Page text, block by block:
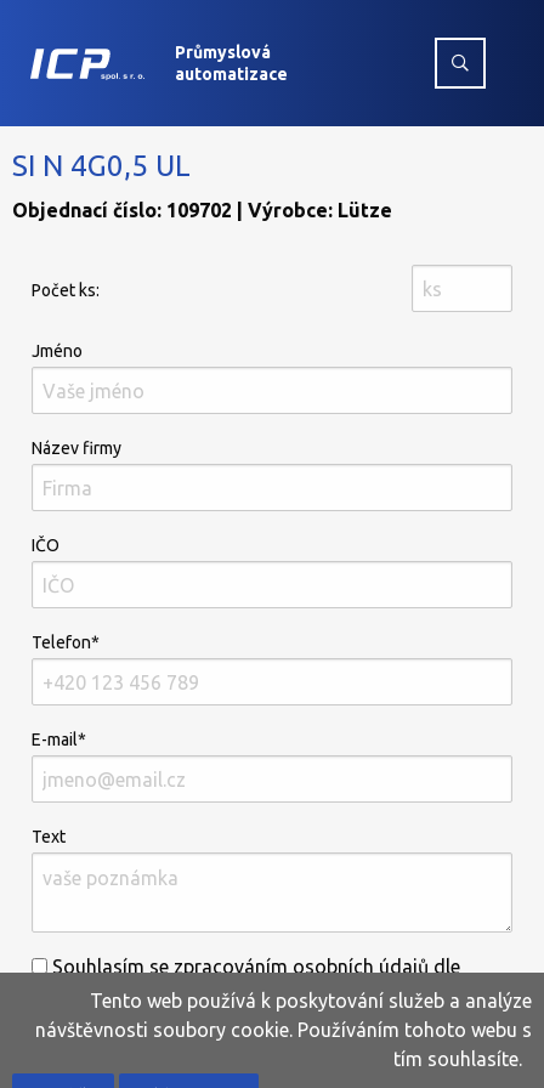
Průmyslová
automatizace
SI N 4G0,5 UL
Objednací číslo: 109702 | Výrobce: Lütze
Počet ks:
Jméno
Název firmy
IČO
Telefon*
E-mail*
Text
Souhlasím se zpracováním osobních údajů dle
informací uvedenýchzde.*
Tento web používá k poskytování služeb a analýze
návštěvnosti soubory cookie. Používáním tohoto webu s
tím souhlasíte.